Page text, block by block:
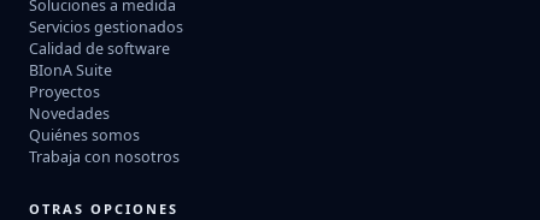
Soluciones a medida
Servicios gestionados
Calidad de software
BIonA Suite
Proyectos
Novedades
Quiénes somos
Trabaja con nosotros
OTRAS OPCIONES